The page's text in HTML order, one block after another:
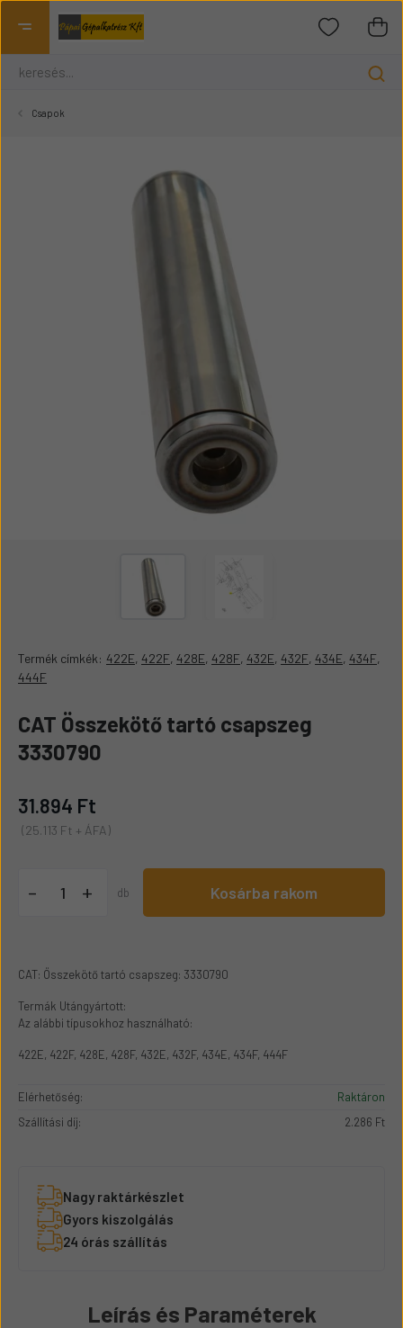
Csapok
Termék címkék: 422E, 422F, 428E, 428F, 432E, 432F, 434E, 434F,
444F
CAT Összekötő tartó csapszeg
3330790
31.894 Ft
(25.113 Ft + ÁFA)
- + db Kosárba rakom
CAT: Összekötő tartó csapszeg: 3330790
Termák Utángyártott:
Az alábbi típusokhoz használható:
422E, 422F, 428E, 428F, 432E, 432F, 434E, 434F, 444F
Elérhetőség:
Raktáron
Szállítási díj:
2.286 Ft
Nagy raktárkészlet
Gyors kiszolgálás
24 órás szállítás
Leírás és Paraméterek